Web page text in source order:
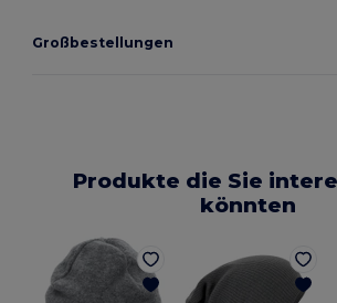
Großbestellungen
Produkte die Sie
könnten